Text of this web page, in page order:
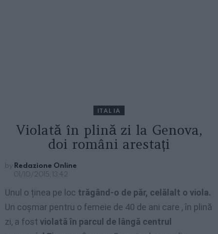
ITALIA
Violată în plină zi la Genova,
doi români arestați
by Redazione Online
01/10/2015, 13:42
Unul o ținea pe loc trăgând-o de păr, celălalt o viola.
Un coșmar pentru o femeie de 40 de ani care , în plină
zi, a fost violată în parcul de lângă centrul